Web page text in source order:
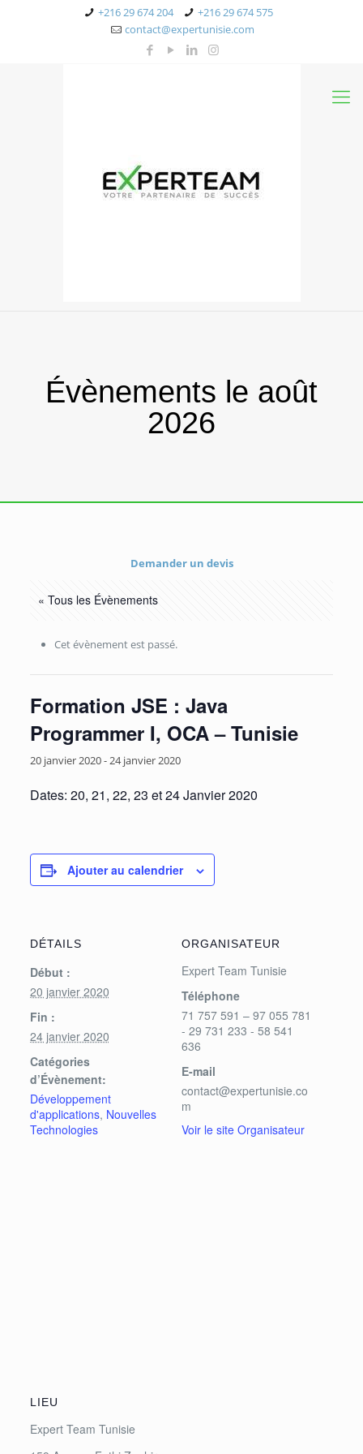
+216 29 674 204
+216 29 674 575
contact@expertunisie.com
Évènements le août
2026
Demander un devis
« Tous les Évènements
Cet évènement est passé.
Formation JSE : Java
Programmer I, OCA – Tunisie
20 janvier 2020-24 janvier 2020
Dates: 20, 21, 22, 23 et 24 Janvier 2020
Ajouter au calendrier
DÉTAILS
Début :
20 janvier 2020
Fin :
24 janvier 2020
Catégories
d’Évènement:
Développement
d'applications, Nouvelles
Technologies
ORGANISATEUR
Expert Team Tunisie
Téléphone
71 757 591 – 97 055 781
- 29 731 233 - 58 541
636
E-mail
contact@expertunisie.co
m
Voir le site Organisateur
LIEU
Expert Team Tunisie